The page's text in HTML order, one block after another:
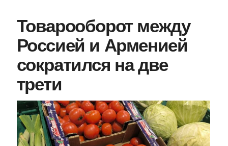
Товарооборот между
Россией и Арменией
сократился на две
трети